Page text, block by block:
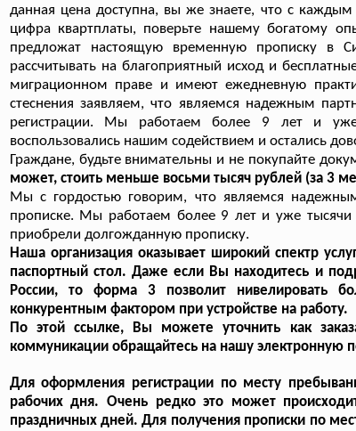
данная цена доступна, вы же знаете, что с
цифра квартплаты, поверьте нашему богатому
предложат настоящую временную прописку в
рассчитывать на благоприятный исход и
миграционном праве и имеют ежедневную
стеснения заявляем, что являемся надежным
регистрации. Мы работаем более 9 лет и
воспользовались нашим содействием и остались
Граждане, будьте внимательны и не покупайте
может, стоить меньше восьми тысяч рублей (за 3
Мы с гордостью говорим, что являемся
прописке. Мы работаем более 9 лет и уже
приобрели долгожданную прописку.
Наша организация оказывает широкий спектр
паспортный стол. Даже если Вы находитесь и
России, то форма 3 позволит нивелировать
конкурентным фактором при устройстве на работу.
По этой ссылке, Вы можете уточнить как
коммуникации обращайтесь на нашу электронную
Для оформления регистрации по месту
рабочих дня. Очень редко это может
праздничных дней. Для получения прописки по